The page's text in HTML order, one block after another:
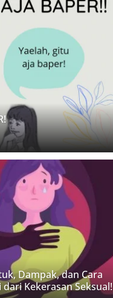
Dampak, dan Cara
Kekerasan Seksual!